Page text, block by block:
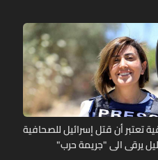
تعتبر أن قتل إسرائيل للصحافية
يرقى الى "جريمة حرب"